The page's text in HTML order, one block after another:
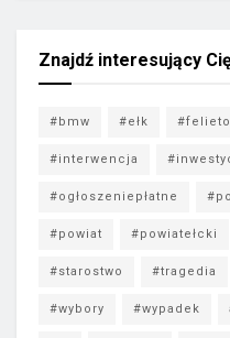
Znajdź interesujący
#bmw #ełk
#interwencja
#ogłoszeniepłatne
#powiat #powiatełcki
#starostwo #tragedia
#wybory #wypadek